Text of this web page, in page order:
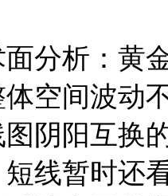
析：黄金
空间波动
阴阳互换
线暂时还